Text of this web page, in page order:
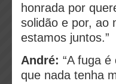
honrada por
solidão e por, ao
estamos juntos.”
André: “A fuga
que nada tenha